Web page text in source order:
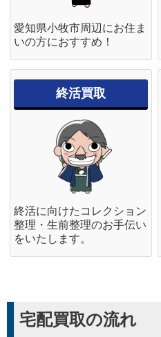
スクエア・エニックス NieR
Re[in]carnation ニーア リィンカ
ジュアル キャンバスアート
愛知県小牧市周辺にお住ま
いの方におすすめ！
終活買取
終活に向けたコレクション
整理・生前整理のお手伝い
をいたします。
宅配買取の流れ